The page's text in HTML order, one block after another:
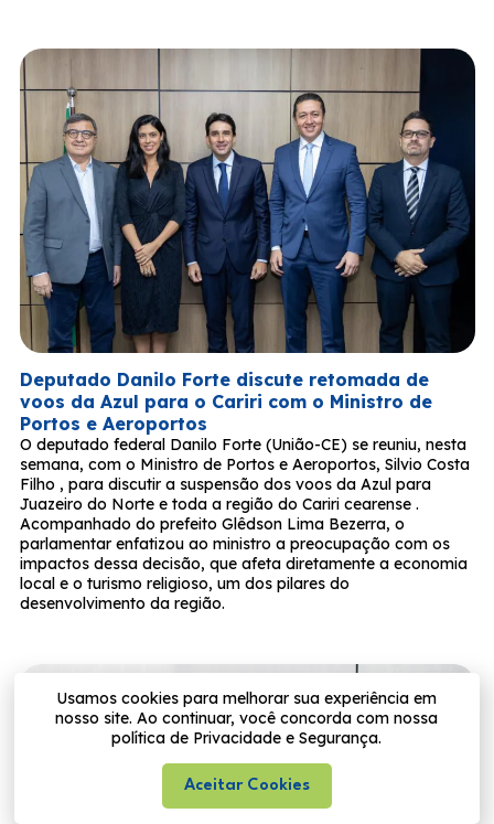
Deputado Danilo Forte discute retomada de
voos da Azul para o Cariri com o Ministro de
Portos e Aeroportos
O deputado federal Danilo Forte (União-CE) se reuniu, nesta
semana, com o Ministro de Portos e Aeroportos, Silvio Costa
Filho , para discutir a suspensão dos voos da Azul para
Juazeiro do Norte e toda a região do Cariri cearense .
Acompanhado do prefeito Glêdson Lima Bezerra, o
parlamentar enfatizou ao ministro a preocupação com os
impactos dessa decisão, que afeta diretamente a economia
local e o turismo religioso, um dos pilares do
desenvolvimento da região.
Usamos cookies para melhorar sua experiência em
nosso site. Ao continuar, você concorda com nossa
política de Privacidade e Segurança.
Aceitar Cookies